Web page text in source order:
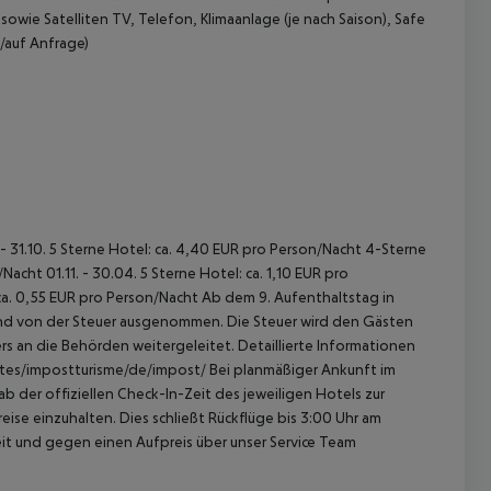
Satelliten TV, Telefon, Klimaanlage (je nach Saison), Safe
Anfrage)
5 Sterne Hotel: ca. 4,40 EUR pro Person/Nacht 4-Sterne
01.11. - 30.04. 5 Sterne Hotel: ca. 1,10 EUR pro
0,55 EUR pro Person/Nacht Ab dem 9. Aufenthaltstag in
von der Steuer ausgenommen. Die Steuer wird den Gästen
an die Behörden weitergeleitet. Detaillierte Informationen
impostturisme/de/impost/ Bei planmäßiger Ankunft im
der offiziellen Check-In-Zeit des jeweiligen Hotels zur
einzuhalten. Dies schließt Rückflüge bis 3:00 Uhr am
gegen einen Aufpreis über unser Service Team